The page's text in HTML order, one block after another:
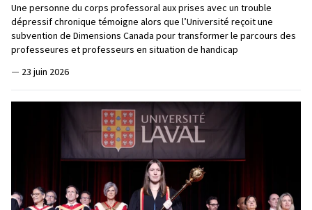
Une personne du corps professoral aux prises avec un trouble
dépressif chronique témoigne alors que l’Université reçoit une
subvention de Dimensions Canada pour transformer le parcours des
professeures et professeurs en situation de handicap
— 23 juin 2026